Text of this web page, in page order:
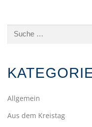
Suche
Allgemein
Aus dem Kreistag